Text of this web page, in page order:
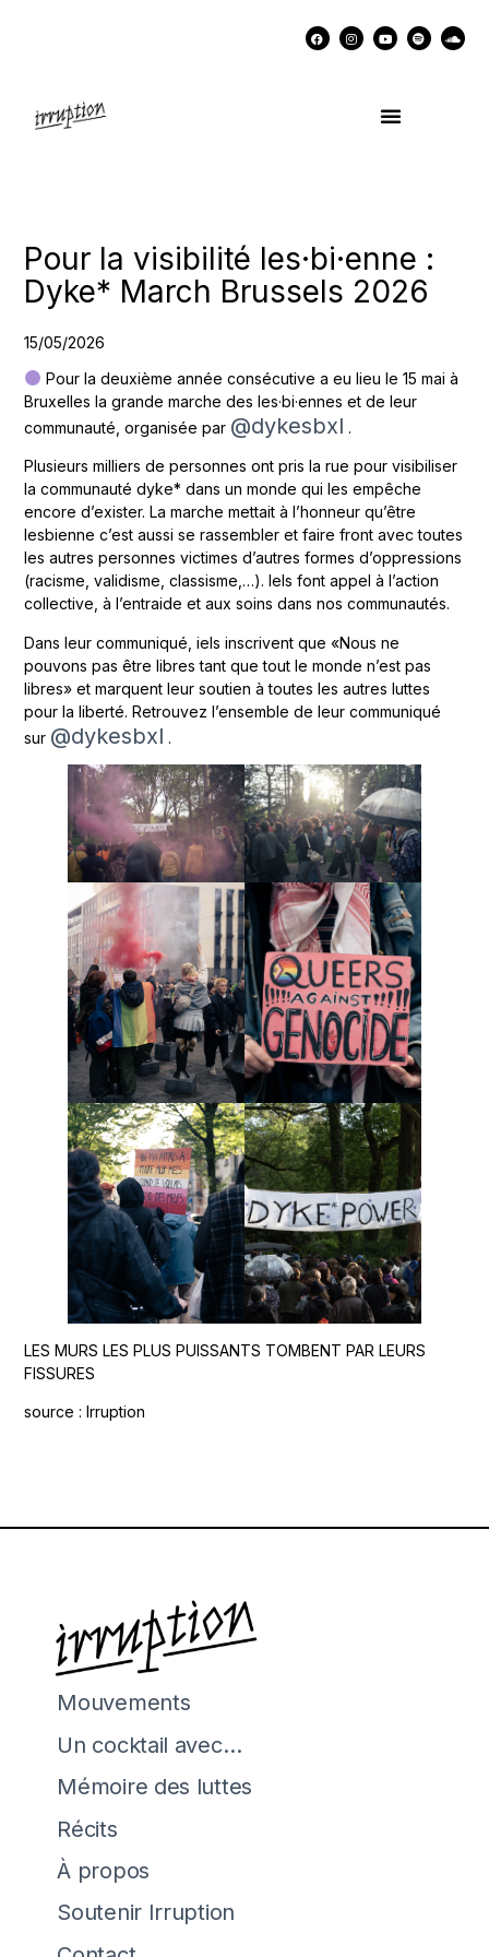
Pour la visibilité les·bi·enne :
Dyke* March Brussels 2026
15/05/2026
Pour la deuxième année consécutive a eu lieu le 15 mai à
Bruxelles la grande marche des les·bi·ennes et de leur
communauté, organisée par @dykesbxl .
Plusieurs milliers de personnes ont pris la rue pour visibiliser
la communauté dyke* dans un monde qui les empêche
encore d’exister. La marche mettait à l’honneur qu’être
lesbienne c’est aussi se rassembler et faire front avec toutes
les autres personnes victimes d’autres formes d’oppressions
(racisme, validisme, classisme,…). Iels font appel à l’action
collective, à l’entraide et aux soins dans nos communautés.
Dans leur communiqué, iels inscrivent que «Nous ne
pouvons pas être libres tant que tout le monde n’est pas
libres» et marquent leur soutien à toutes les autres luttes
pour la liberté. Retrouvez l’ensemble de leur communiqué
sur @dykesbxl .
LES MURS LES PLUS PUISSANTS TOMBENT PAR LEURS
FISSURES
source : Irruption
Mouvements
Un cocktail avec…
Mémoire des luttes
Récits
À propos
Soutenir Irruption